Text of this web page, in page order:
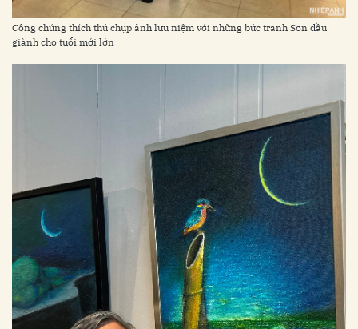
Công chúng thích thú chụp ảnh lưu niệm với những bức tranh Sơn dầu
giành cho tuổi mới lớn